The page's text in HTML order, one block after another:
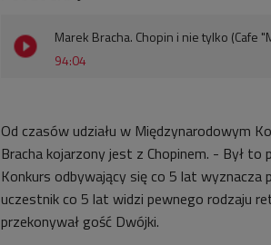
94:04
Marek Bracha. Chopin i nie tylko (Cafe
Od czasów udziału w Międzynarodowym
Bracha kojarzony jest z Chopinem. - Był
Konkurs odbywający się co 5 lat wyznacza
uczestnik co 5 lat widzi pewnego rodzaju
przekonywał gość Dwójki.